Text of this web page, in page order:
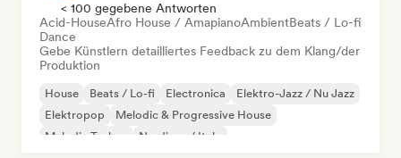
< 100 gegebene Antworten
Acid-HouseAfro House / AmapianoAmbientBeats / Lo-fi
Dance
Gebe Künstlern detailliertes Feedback zu dem Klang/der
Produktion
House Beats / Lo-fi Electronica
Elektro-Jazz / Nu Jazz
Elektropop
Melodic & Progressive House
Melodic Techno
Nu-disco / Italo